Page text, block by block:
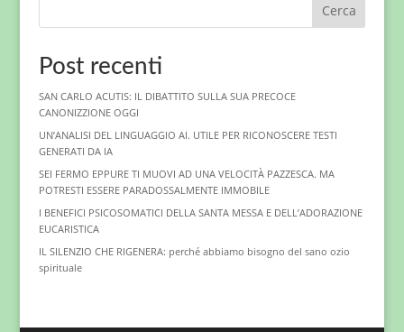
Cerca
Post recenti
SAN CARLO ACUTIS: IL DIBATTITO SULLA SUA PRECOCE
CANONIZZIONE OGGI
UN’ANALISI DEL LINGUAGGIO AI. UTILE PER RICONOSCERE TESTI
GENERATI DA IA
SEI FERMO EPPURE TI MUOVI AD UNA VELOCITÀ PAZZESCA. MA
POTRESTI ESSERE PARADOSSALMENTE IMMOBILE
I BENEFICI PSICOSOMATICI DELLA SANTA MESSA E DELL’ADORAZIONE
EUCARISTICA
IL SILENZIO CHE RIGENERA: perché abbiamo bisogno del sano ozio
spirituale